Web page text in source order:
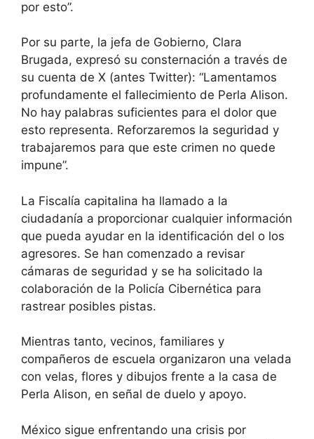
por esto”.
Por su parte, la jefa de Gobierno, Clara
Brugada, expresó su consternación a través de
su cuenta de X (antes Twitter): “Lamentamos
profundamente el fallecimiento de Perla Alison.
No hay palabras suficientes para el dolor que
esto representa. Reforzaremos la seguridad y
trabajaremos para que este crimen no quede
impune”.
La Fiscalía capitalina ha llamado a la
ciudadanía a proporcionar cualquier información
que pueda ayudar en la identificación del o los
agresores. Se han comenzado a revisar
cámaras de seguridad y se ha solicitado la
colaboración de la Policía Cibernética para
rastrear posibles pistas.
Mientras tanto, vecinos, familiares y
compañeros de escuela organizaron una velada
con velas, flores y dibujos frente a la casa de
Perla Alison, en señal de duelo y apoyo.
México sigue enfrentando una crisis por